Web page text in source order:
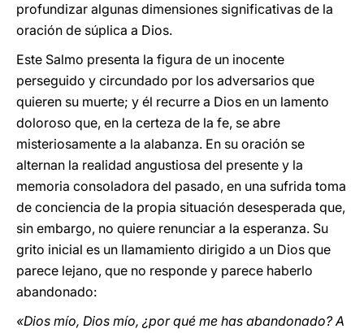
profundizar algunas dimensiones significativas de la
oración de súplica a Dios.
Este Salmo presenta la figura de un inocente
perseguido y circundado por los adversarios que
quieren su muerte; y él recurre a Dios en un lamento
doloroso que, en la certeza de la fe, se abre
misteriosamente a la alabanza. En su oración se
alternan la realidad angustiosa del presente y la
memoria consoladora del pasado, en una sufrida toma
de conciencia de la propia situación desesperada que,
sin embargo, no quiere renunciar a la esperanza. Su
grito inicial es un llamamiento dirigido a un Dios que
parece lejano, que no responde y parece haberlo
abandonado:
«Dios mío, Dios mío, ¿por qué me has abandonado? A